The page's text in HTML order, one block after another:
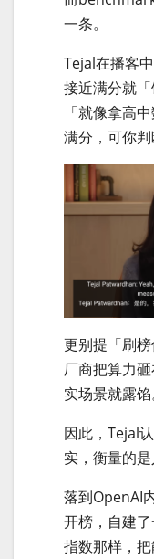
一条。
Tejal在播客
接近满分就
「就像拿高
满分，可你判
更别提「刷
厂商把算力
实场景就露馅
因此，Tejal
实，衡量的是
落到OpenAI
开榜，自建
指数那样，